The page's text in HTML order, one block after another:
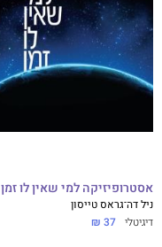
אסטרופיזיקה למי שאין לו זמן
ניל דה־גראס טייסון
דיגיטלי 37 ₪